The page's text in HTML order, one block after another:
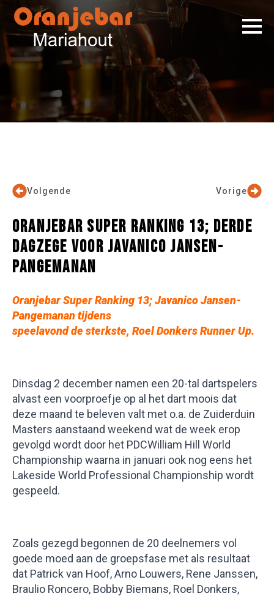
Vorige
Volgende
ORANJEBAR SUPER RANKING 13; DERDE
DAGZEGE VOOR JAVANICO JANSEN-
PANGEMANAN
Oranjebar Super Ranking 13;Javanico Jansen-
Pangemanan tijdens
speelavond de sterkste, Roel Donkers Runner Up.
Dinsdag 2 december namen een 20-tal dartspelers
alvast een voorproefje op al het dart moois dat
deze maand te beleven valt met o.a. de Zuiderduin
Masters aanstaand weekend wat de week erop
gevolgd wordt door het PDCWilliam Hill World
Championship waarna in januari ook nog eens het
Lakeside World Professional Championship wordt
gespeeld.
Zoals gezegd begonnen de 20 deelnemers vol
goede moed aan de groepsfase met als resultaat
dat Patrick van Hoof, Arno Louwers, Rene Janssen,
Braulio Roncero, Bobby Biemans, Roel Donkers,